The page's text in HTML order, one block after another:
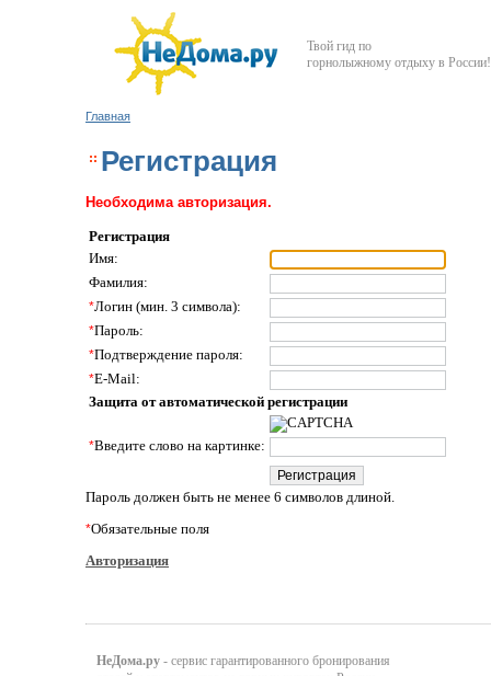
Твой гид по
горнолыжному отдыху в России!
Главная
Регистрация
Необходима авторизация.
Регистрация
Имя:
Фамилия:
*Логин (мин. 3 символа):
*Пароль:
*Подтверждение пароля:
*E-Mail:
Защита от автоматической регистрации
*Введите слово на картинке:
Пароль должен быть не менее 6 символов длиной.
*Обязательные поля
Авторизация
НеДома.ру - сервис гарантированного бронирования